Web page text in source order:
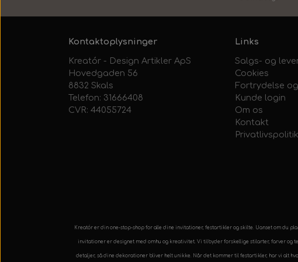
Kontaktoplysninger
Kreatór - Design Artikler ApS
Hovedgaden 56
8832 Skals
Telefon: 31666408
CVR: 44055724
Links
Salgs- og
Cookies
Fortrydelse
Kunde login
Om os
Kontakt
Privatlivspolitik
Kreatór er din one-stop-shop for alle dine invitationer, festartikler og skilte. Uanset om du
invitationer er designet med omhu og kreativitet. Vi tilbyder forskellige stilarter, farver og
detaljer, så dine dekorationer bliver helt unikke. Når det kommer til festartikler, har vi alt